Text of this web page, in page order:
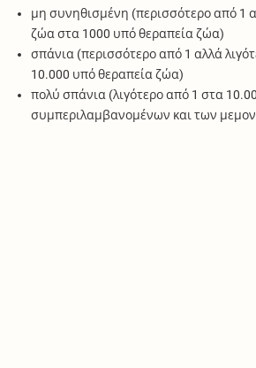
μη συνηθισμένη (περισσότερο από 1
ζώα στα 1000 υπό θεραπεία ζώα)
σπάνια (περισσότερο από 1 αλλά
10.000 υπό θεραπεία ζώα)
πολύ σπάνια (λιγότερο από 1 στα
συμπεριλαμβανομένων και των